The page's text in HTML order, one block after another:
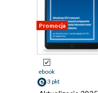
Promocja
ebook
3 pkt